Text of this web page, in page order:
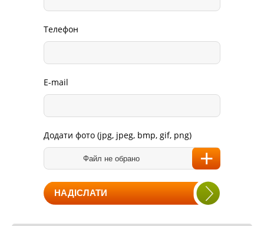
Телефон
E-mail
Додати фото (jpg, jpeg, bmp, gif, png)
Файл не обрано